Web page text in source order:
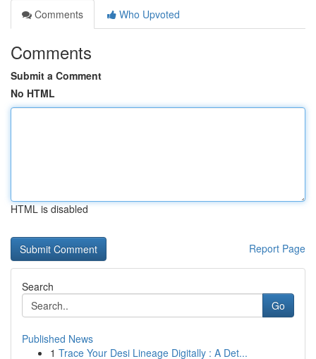
Comments
Who Upvoted
Comments
Submit a Comment
No HTML
HTML is disabled
Report Page
Search
Go
Published News
1 Trace Your Desi Lineage Digitally : A Det...